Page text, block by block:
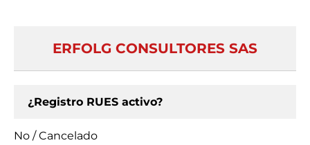
ERFOLG CONSULTORES SAS
¿Registro RUES activo?
No / Cancelado